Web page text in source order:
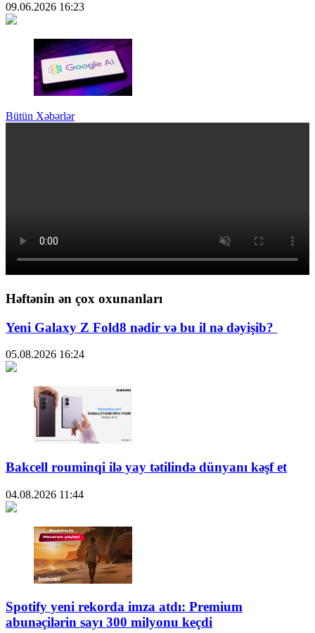
09.06.2026 16:23
Bütün Xəbərlər
Həftənin ən çox oxunanları
Yeni Galaxy Z Fold8 nədir və bu il nə dəyişib?
05.08.2026 16:24
Bakcell rouminqi ilə yay tətilində dünyanı kəşf et
04.08.2026 11:44
Spotify yeni rekorda imza atdı: Premium
abunəçilərin sayı 300 milyonu keçdi